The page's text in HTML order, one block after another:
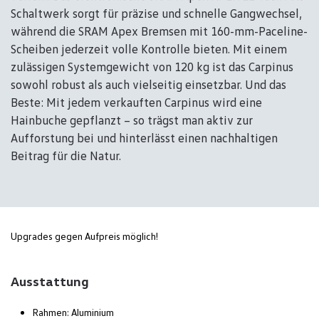
Schaltwerk sorgt für präzise und schnelle Gangwechsel,
während die SRAM Apex Bremsen mit 160-mm-Paceline-
Scheiben jederzeit volle Kontrolle bieten. Mit einem
zulässigen Systemgewicht von 120 kg ist das Carpinus
sowohl robust als auch vielseitig einsetzbar. Und das
Beste: Mit jedem verkauften Carpinus wird eine
Hainbuche gepflanzt – so trägst man aktiv zur
Aufforstung bei und hinterlässt einen nachhaltigen
Beitrag für die Natur.
Upgrades gegen Aufpreis möglich!
Ausstattung
Rahmen: Aluminium